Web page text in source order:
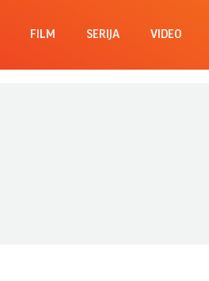
FILM SERIJA VIDEO